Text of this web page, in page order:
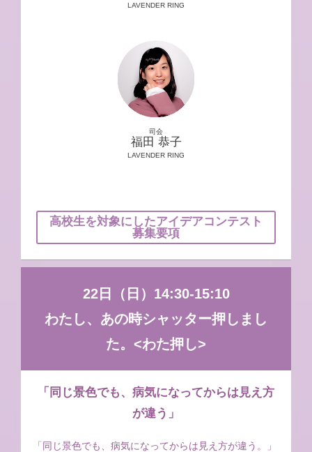
LAVENDER RING
司会
福田 恭子
LAVENDER RING
高校生を対象にしたアイデアコンテスト
募集要項
22日（日）14:30-15:10
わたし、あの時シャッター押しまし
た。<わた押し>
「同じ景色でも、病気になってからは見え方
が違う」
「同じ景色でも、病気になってからは見え方が違う。」